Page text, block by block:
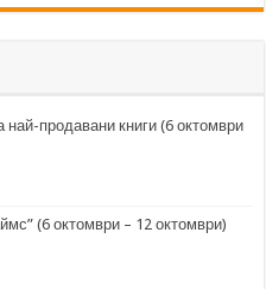
най-продавани книги (6 октомври
(6 октомври – 12 октомври)